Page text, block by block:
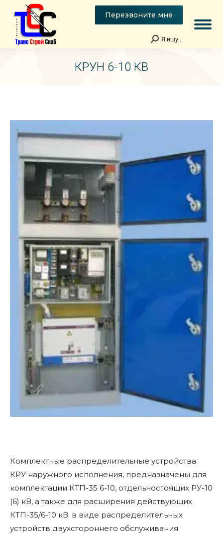
Перезвоните мне
Поиск:
Я ищу...
КРУН 6-10 КВ
Комплектные распределительные устройства
КРУ наружного исполнения, предназначены для
комплектации КТП-35 6-10, отдельностоящих РУ-10
(6) кВ, а также для расширения действующих
КТП-35/6-10 кВ. в виде распределительных
устройств двухстороннего обслуживания